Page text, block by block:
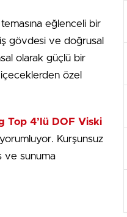
eğlenceli bir
gövdesi ve doğrusal
olarak güçlü bir
özel
Top 4’lü DOF Viski
Kurşunsuz
ve sunuma